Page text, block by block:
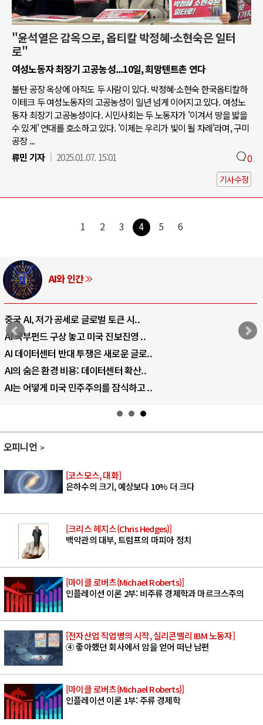
"윤석열은 감옥으로, 옵티칼 박정혜·소현숙은 일터
로"
여성노동자 최장기 고공농성...10일, 희망텐트촌 연다
불탄 공장 옥상에 아직도 두 사람이 있다. 박정혜·소현숙 한국옵티칼하
이테크 두 여성노동자의 고공농성이 일년 넘게 이어지고 있다. 여성노
동자 최장기 고공농성이다. 시민사회는 두 노동자가 '이겨서 땅을 밟을
수 있게' 연대를 호소하고 있다. '이제는 우리가 빛이 될 차례'라며, 구미
공장 ...
류민 기자
2025.01.07. 15:01 0
기사수정
1 2 3 4 5 6
AI와 인간
중국 AI, 저가 공세로 글로벌 토큰 시..
AI 국부펀드 구상 놓고 미국 진보진영 ..
AI 데이터센터 반대 투쟁은 새로운 글로..
AI의 숨은 환경 비용: 데이터센터 확산..
AI는 어떻게 미국 민주주의를 잠식하고 ..
오피니언
[코스모스, 대화]
은하수의 크기, 예상보다 10% 더 크다
[크리스 헤지스(Chris Hedges)]
백악관의 대부, 트럼프의 마피아 정치
[마이클 로버츠(Michael Roberts)]
인플레이션 이론 2부: 비주류 경제학과 마르크스주의
[전자산업 직업병의 시작, 실리콘밸리 IBM 노동자]
④ 좋아했던 회사에서 암을 얻어 떠난 남편
[마이클 로버츠(Michael Roberts)]
인플레이션 이론 1부: 주류 경제학